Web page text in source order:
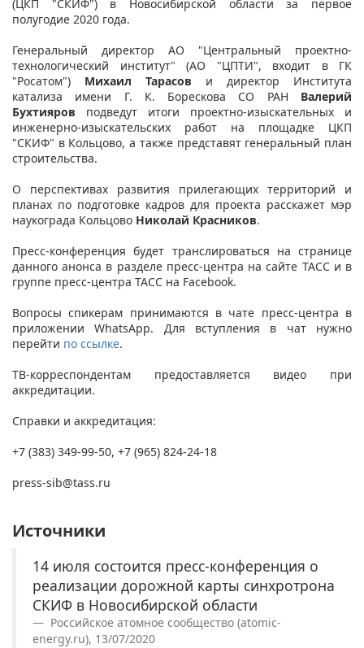
(ЦКП "СКИФ") в Новосибирской области за первое
полугодие 2020 года.
Генеральный директор АО "Центральный проектно-
технологический институт" (АО "ЦПТИ", входит в ГК
"Росатом") Михаил Тарасов и директор Института
катализа имени Г. К. Борескова СО РАН Валерий
Бухтияров подведут итоги проектно-изыскательных и
инженерно-изыскательских работ на площадке ЦКП
"СКИФ" в Кольцово, а также представят генеральный план
строительства.
О перспективах развития прилегающих территорий и
планах по подготовке кадров для проекта расскажет мэр
наукограда Кольцово Николай Красников.
Пресс-конференция будет транслироваться на странице
данного анонса в разделе пресс-центра на сайте ТАСС и в
группе пресс-центра ТАСС на Facebook.
Вопросы спикерам принимаются в чате пресс-центра в
приложении WhatsApp. Для вступления в чат нужно
перейти по ссылке.
ТВ-корреспондентам предоставляется видео при
аккредитации.
Справки и аккредитация:
+7 (383) 349-99-50, +7 (965) 824-24-18
press-sib@tass.ru
Источники
14 июля состоится пресс-конференция о
реализации дорожной карты синхротрона
СКИФ в Новосибирской области
Российское атомное сообщество (atomic-
energy.ru), 13/07/2020